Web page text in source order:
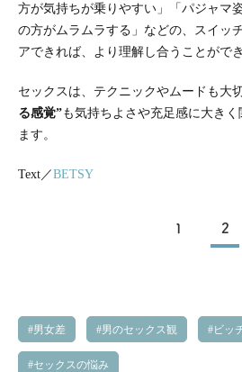
方が気持ちが乗りやすい」「パジャマ
の方がムラムラする」などの、スイッ
アできれば、より理解し合うことができ
セックスは、テクニックやムードも大
る感覚”も気持ちよさや充足感に大き
ます。
Text／BETSY
1 2
男女差 男のセックス観 ビッ
セックスの悩み